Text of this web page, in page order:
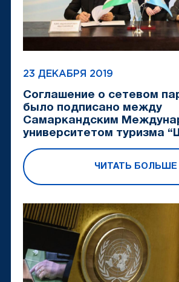
23 ДЕКАБРЯ 2019
Соглашение о сетевом
было подписано между
Самаркандским
университетом туризма
ЧИТАТЬ БОЛЬШЕ